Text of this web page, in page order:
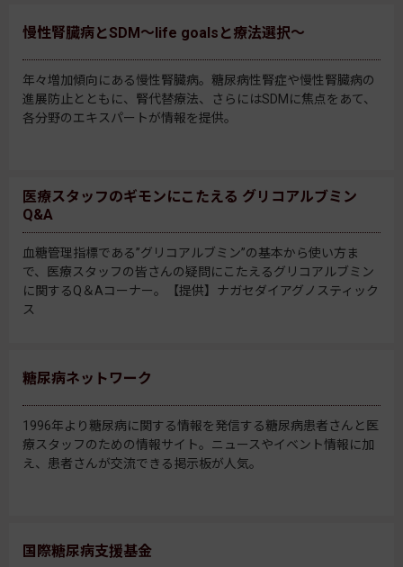
慢性腎臓病とSDM～life goalsと療法選択～
年々増加傾向にある慢性腎臓病。糖尿病性腎症や慢性腎臓病の
進展防止とともに、腎代替療法、さらにはSDMに焦点をあて、
各分野のエキスパートが情報を提供。
医療スタッフのギモンにこたえる グリコアルブミン
Q&A
血糖管理指標である”グリコアルブミン”の基本から使い方ま
で、医療スタッフの皆さんの疑問にこたえるグリコアルブミン
に関するQ＆Aコーナー。【提供】ナガセダイアグノスティック
ス
糖尿病ネットワーク
1996年より糖尿病に関する情報を発信する糖尿病患者さんと医
療スタッフのための情報サイト。ニュースやイベント情報に加
え、患者さんが交流できる掲示板が人気。
国際糖尿病支援基金